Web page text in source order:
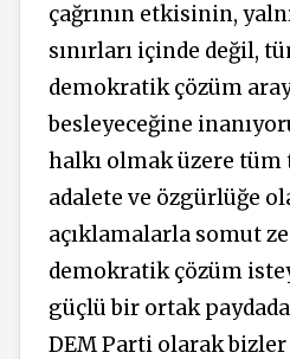
çağrının etkisinin,
sınırları içinde değil,
demokratik çözüm
besleyeceğine
halkı olmak üzere tüm
adalete ve özgürlüğe
açıklamalarla somut
demokratik çözüm
güçlü bir ortak
DEM Parti olarak bizler